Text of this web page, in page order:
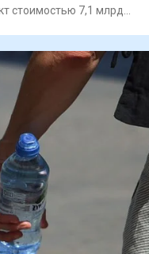
стоимостью 7,1 млрд